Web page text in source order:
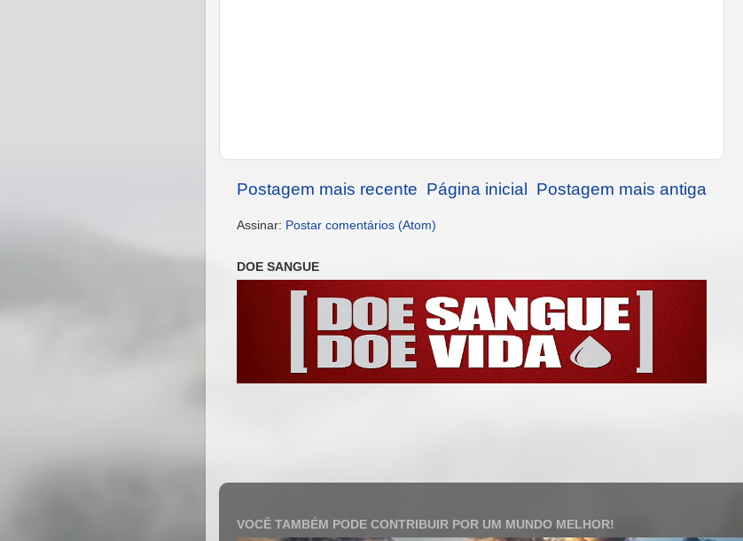
Postagem mais recente Postagem mais antiga
Página inicial
Assinar: Postar comentários (Atom)
DOE SANGUE
VOCÊ TAMBÉM PODE CONTRIBUIR POR UM MUNDO MELHOR!